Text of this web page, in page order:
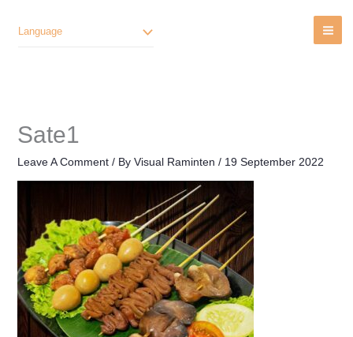
Language
Sate1
Leave A Comment / By Visual Raminten / 19 September 2022